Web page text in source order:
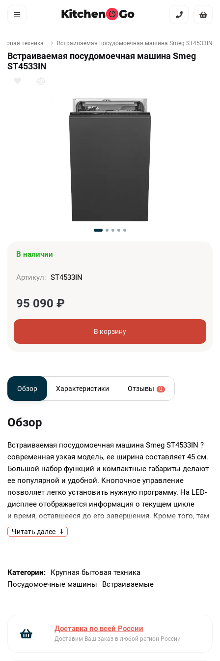
техника Встраиваемая посудомоечная машина Smeg ST4533IN
Встраиваемая посудомоечная машина Smeg
ST4533IN
В наличии
Артикул: ST4533IN
95 090 ₽
В корзину
Обзор Характеристики Отзывы 0
Обзор
Встраиваемая посудомоечная машина Smeg ST4533IN ?
современная узкая модель, ее ширина составляет 45 см.
Большой набор функций и компактные габариты делают
ее популярной и удобной. Кнопочное управление
позволяет легко установить нужную программу. На LED-
дисплее отображается информация о текущем цикле
и время, оставшееся до его завершения. Кроме того, там
расположены датчики отсутствия соли
и ополаскивателя, что позволяет вовремя пополнять
для узких посудомоечных машин Smeg. Благодаря
особой конструкции форсунки в камере отсутствуют
8 режимов мойки, включая помимо автоматического
Читать далее
Категории:
Крупная бытовая техника
Посудомоечные машины
Встраиваемые
Доставка по всей России
Доставим Ваш заказ в любой регион России